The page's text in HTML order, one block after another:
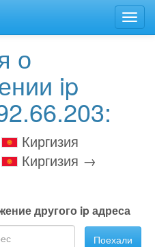
о
ip
Киргизия
Киргизия →
другого ip адреса
Поехали